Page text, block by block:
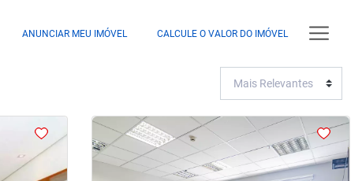
ANUNCIAR MEU IMÓVEL CALCULE O VALOR DO IMÓVEL
<<<